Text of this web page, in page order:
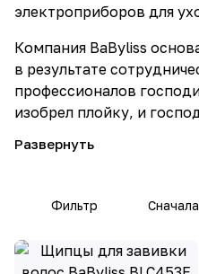
электроприборов для
Компания BaByliss
в результате
профессионалов
изобрел плойку, и
профессиональную сеть
Бренд BaByliss назван в
являлись символом
был сценический
Фильтр